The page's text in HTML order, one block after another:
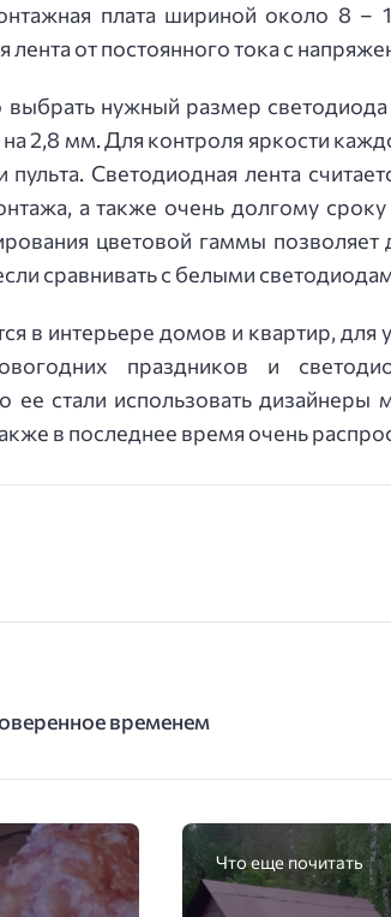
плата шириной около 8
лента от постоянного тока с
выбрать нужный размер
2,8 мм. Для контроля яркости
Светодиодная лента
а также очень долгому
цветовой гаммы позволяет
сравнивать с белыми
в интерьере домов и квартир,
праздников и
ее стали использовать
в последнее время очень
временем
Что еще почитать